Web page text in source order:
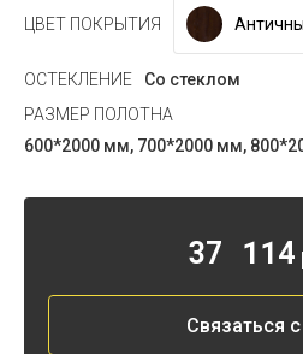
ЦВЕТ ПОКРЫТИЯ
ОСТЕКЛЕНИЕ
Со стеклом
РАЗМЕР ПОЛОТНА
600*2000 мм, 700*2000 мм,
37 114
Связаться